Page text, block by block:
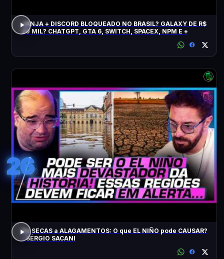
JANJA + DISCORD BLOQUEADO NO BRASIL? GALAXY DE R$
20 MIL? CHATGPT, GTA 6, SWITCH, SPACEX, NPM E +
26
De SECAS a ALAGAMENTOS: O que EL NIÑO pode CAUSAR?
- SÉRGIO SACANI